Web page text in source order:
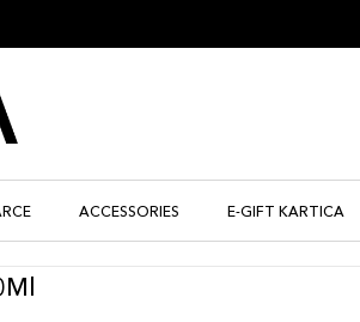
ACCESSORIES E-GIFT KARTICA